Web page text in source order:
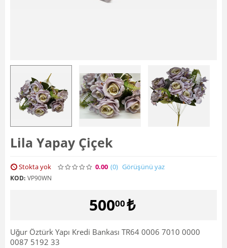
Lila Yapay Çiçek
Stokta yok 0.00 (0) Görüşünü yaz
KOD: VP90WN
50000₺
Uğur Öztürk Yapı Kredi Bankası TR64 0006 7010 0000
0087 5192 33